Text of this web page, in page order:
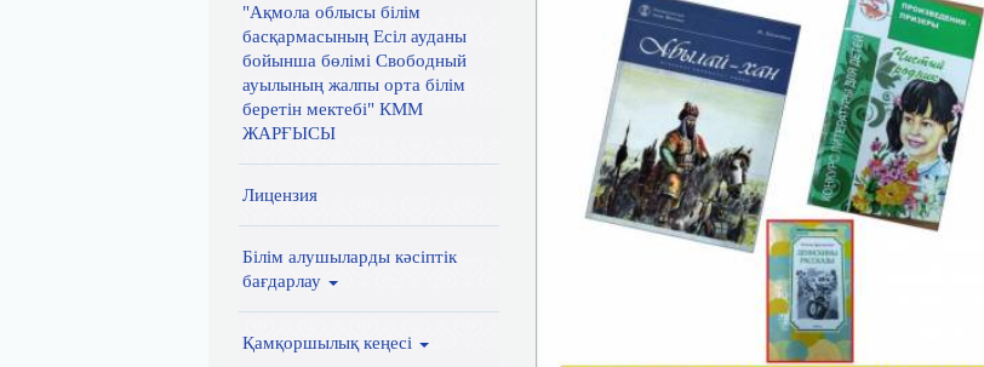
"Ақмола облысы білім
басқармасының Есіл ауданы
бойынша бөлімі Свободный
ауылының жалпы орта білім
беретін мектебі" КММ
ЖАРҒЫСЫ
Лицензия
Білім алушыларды кәсіптік
бағдарлау
Қамқоршылық кеңесі